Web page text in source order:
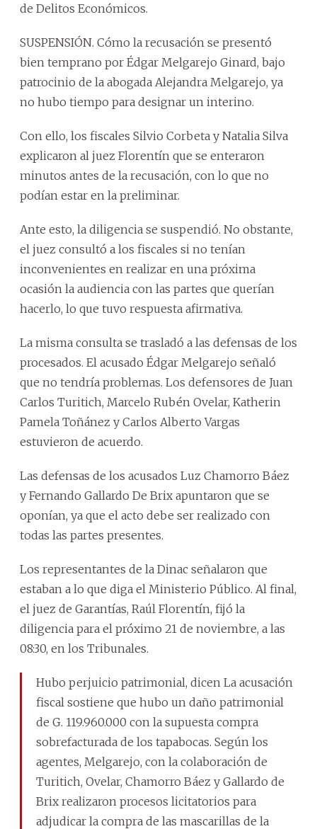
de Delitos Económicos.
SUSPENSIÓN. Cómo la recusación se presentó
bien temprano por Édgar Melgarejo Ginard, bajo
patrocinio de la abogada Alejandra Melgarejo, ya
no hubo tiempo para designar un interino.
Con ello, los fiscales Silvio Corbeta y Natalia Silva
explicaron al juez Florentín que se enteraron
minutos antes de la recusación, con lo que no
podían estar en la preliminar.
Ante esto, la diligencia se suspendió. No obstante,
el juez consultó a los fiscales si no tenían
inconvenientes en realizar en una próxima
ocasión la audiencia con las partes que querían
hacerlo, lo que tuvo respuesta afirmativa.
La misma consulta se trasladó a las defensas de los
procesados. El acusado Édgar Melgarejo señaló
que no tendría problemas. Los defensores de Juan
Carlos Turitich, Marcelo Rubén Ovelar, Katherin
Pamela Toñánez y Carlos Alberto Vargas
estuvieron de acuerdo.
Las defensas de los acusados Luz Chamorro Báez
y Fernando Gallardo De Brix apuntaron que se
oponían, ya que el acto debe ser realizado con
todas las partes presentes.
Los representantes de la Dinac señalaron que
estaban a lo que diga el Ministerio Público. Al final,
el juez de Garantías, Raúl Florentín, fijó la
diligencia para el próximo 21 de noviembre, a las
08:30, en los Tribunales.
Hubo perjuicio patrimonial, dicen La acusación
fiscal sostiene que hubo un daño patrimonial
de G. 119.960.000 con la supuesta compra
sobrefacturada de los tapabocas. Según los
agentes, Melgarejo, con la colaboración de
Turitich, Ovelar, Chamorro Báez y Gallardo de
Brix realizaron procesos licitatorios para
adjudicar la compra de las mascarillas de la